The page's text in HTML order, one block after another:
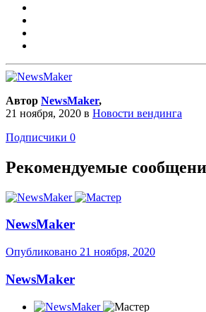
Автор NewsMaker,
21 ноября, 2020 в Новости вендинга
Подписчики 0
Рекомендуемые
NewsMaker
Опубликовано 21 ноября, 2020
NewsMaker